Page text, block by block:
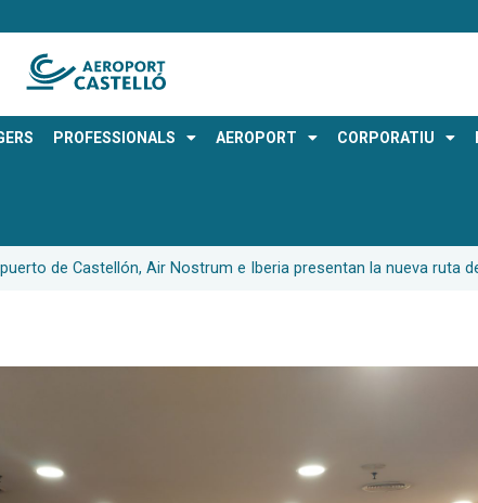
PROFESSIONALS AEROPORT CORPORATIU
de Castellón, Air Nostrum e Iberia presentan la nueva